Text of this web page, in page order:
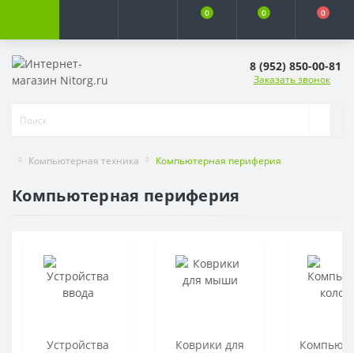
0 0 0
8 (952) 850-00-81
Заказать звонок
Компьютерная техника Компьютерная периферия
Компьютерная периферия
Устройства
Коврики для